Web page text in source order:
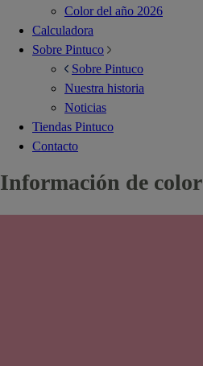
Color del año 2026
Calculadora
Sobre Pintuco
Sobre Pintuco
Nuestra historia
Noticias
Tiendas Pintuco
Contacto
Información de color